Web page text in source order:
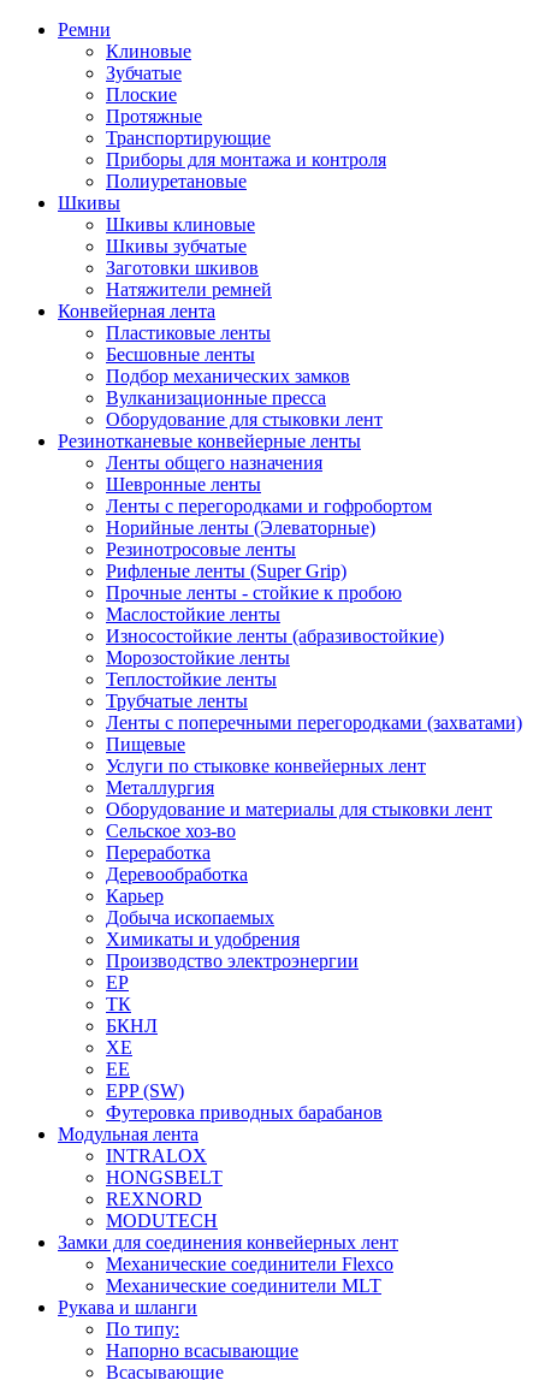
Ремни
Клиновые
Зубчатые
Плоские
Протяжные
Транспортирующие
Приборы для монтажа и контроля
Полиуретановые
Шкивы
Шкивы клиновые
Шкивы зубчатые
Заготовки шкивов
Натяжители ремней
Конвейерная лента
Пластиковые ленты
Бесшовные ленты
Подбор механических замков
Вулканизационные пресса
Оборудование для стыковки лент
Резинотканевые конвейерные ленты
Ленты общего назначения
Шевронные ленты
Ленты с перегородками и гофробортом
Норийные ленты (Элеваторные)
Резинотросовые ленты
Рифленые ленты (Super Grip)
Прочные ленты - стойкие к пробою
Маслостойкие ленты
Износостойкие ленты (абразивостойкие)
Морозостойкие ленты
Теплостойкие ленты
Трубчатые ленты
Ленты с поперечными перегородками (захватами)
Пищевые
Услуги по стыковке конвейерных лент
Металлургия
Оборудование и материалы для стыковки лент
Сельское хоз-во
Переработка
Деревообработка
Карьер
Добыча ископаемых
Химикаты и удобрения
Производство электроэнергии
EP
ТК
БКНЛ
XE
EE
EPP (SW)
Футеровка приводных барабанов
Модульная лента
INTRALOX
HONGSBELT
REXNORD
MODUTECH
Замки для соединения конвейерных лент
Механические соединители Flexco
Механические соединители MLT
Рукава и шланги
По типу:
Напорно всасывающие
Всасывающие